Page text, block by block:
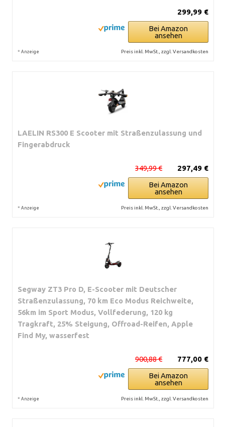
299,99 €
Bei Amazon
ansehen
* Anzeige Preis inkl. MwSt., zzgl. Versandkosten
LAELIN RS300 E Scooter mit Straßenzulassung und
Fingerabdruck
297,49 €
349,99 €
Bei Amazon
ansehen
* Anzeige Preis inkl. MwSt., zzgl. Versandkosten
Segway ZT3 Pro D, E-Scooter mit Deutscher
Straßenzulassung, 70 km Eco Modus Reichweite,
56km im Sport Modus, Vollfederung, 120 kg
Tragkraft, 25% Steigung, Offroad-Reifen, Apple
Find My, wasserfest
777,00 €
900,88 €
Bei Amazon
ansehen
* Anzeige Preis inkl. MwSt., zzgl. Versandkosten